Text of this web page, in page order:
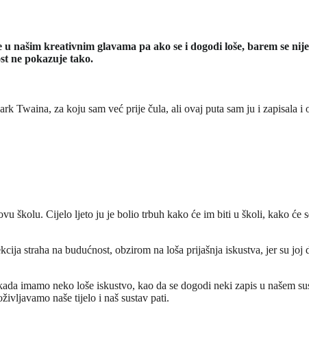
kreativnim glavama pa ako se i dogodi loše, barem se
ne pokazuje tako.
Twaina, za koju sam već prije čula, ali ovaj puta sam ju i zapisala
školu. Cijelo ljeto ju je bolio trbuh kako će im biti u školi, kako će
straha na budućnost, obzirom na loša prijašnja iskustva, jer su joj
imamo neko loše iskustvo, kao da se dogodi neki zapis u našem
naše tijelo i naš sustav pati.